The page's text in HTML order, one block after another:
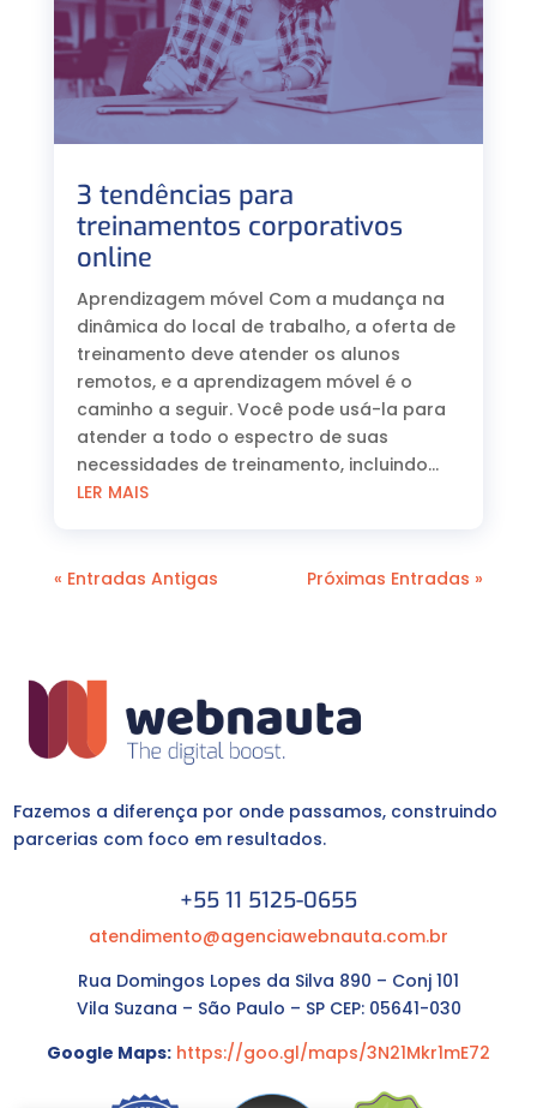
3 tendências para
treinamentos corporativos
online
Aprendizagem móvel Com a mudança na
dinâmica do local de trabalho, a oferta de
treinamento deve atender os alunos
remotos, e a aprendizagem móvel é o
caminho a seguir. Você pode usá-la para
atender a todo o espectro de suas
necessidades de treinamento, incluindo...
LER MAIS
« Entradas Antigas Próximas Entradas »
Fazemos a diferença por onde passamos, construindo
parcerias com foco em resultados.
+55 11 5125-0655
atendimento@agenciawebnauta.com.br
Rua Domingos Lopes da Silva 890 – Conj 101
Vila Suzana – São Paulo – SP CEP: 05641-030
Google Maps: https://goo.gl/maps/3N21Mkr1mE72